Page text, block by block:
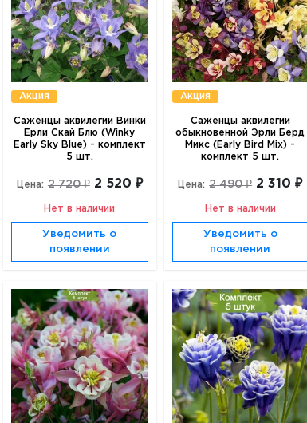
Акция
Саженцы аквилегии Винки
Ерли Скай Блю (Winky
Early Sky Blue) - комплект
5 шт.
Цена: 2 720 ₽ 2 520 ₽
Нет в наличии
Уведомить о
появлении
Акция
Саженцы аквилегии
обыкновенной Эрли Берд
Микс (Early Bird Mix) -
комплект 5 шт.
Цена: 2 490 ₽ 2 310 ₽
Нет в наличии
Уведомить о
появлении